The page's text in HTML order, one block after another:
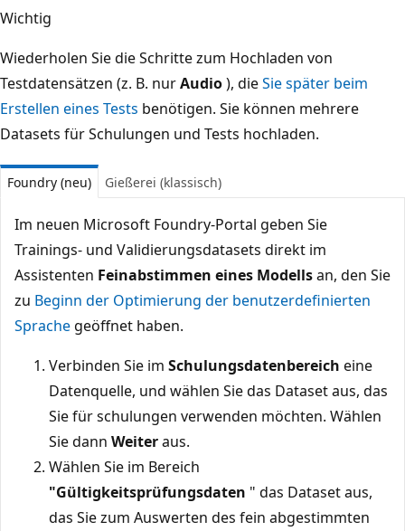
Wichtig
Wiederholen Sie die Schritte zum Hochladen von
Testdatensätzen (z. B. nurAudio), dieSie später beim
Erstellen eines Tests benötigen. Sie können mehrere
Datasets für Schulungen und Tests hochladen.
Foundry (neu) Gießerei (klassisch)
Im neuen Microsoft Foundry-Portal geben Sie
Trainings- und Validierungsdatasets direkt im
Assistenten Feinabstimmen eines Modellsan, den Sie
zu Beginn der Optimierung der benutzerdefinierten
Sprache geöffnet haben.
Verbinden Sie im Schulungsdatenbereich eine
Datenquelle, und wählen Sie das Dataset aus, das
Sie für schulungen verwenden möchten. Wählen
Sie dann Weiteraus.
Wählen Sie im Bereich
"Gültigkeitsprüfungsdaten " das Dataset aus,
das Sie zum Auswerten des fein abgestimmten